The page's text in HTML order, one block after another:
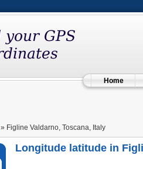
Home
» Figline Valdarno, Toscana, Italy
Longitude latitude in